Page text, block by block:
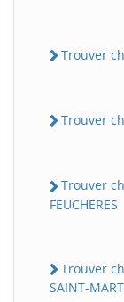
Trouver
Trouver
Trouver
FEUCHERES
Trouver
SAINT-